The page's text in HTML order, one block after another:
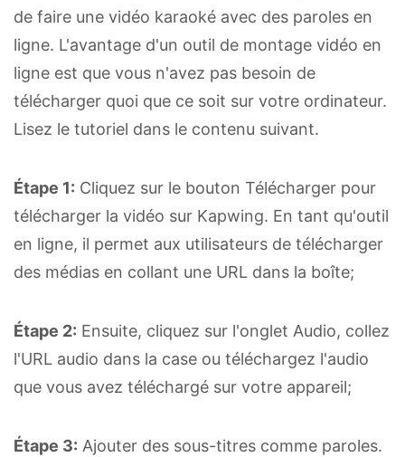
de faire une vidéo karaoké avec des paroles en
ligne. L'avantage d'un outil de montage vidéo en
ligne est que vous n'avez pas besoin de
télécharger quoi que ce soit sur votre ordinateur.
Lisez le tutoriel dans le contenu suivant.
Étape 1: Cliquez sur le bouton Télécharger pour
télécharger la vidéo sur Kapwing. En tant qu'outil
en ligne, il permet aux utilisateurs de télécharger
des médias en collant une URL dans la boîte;
Étape 2: Ensuite, cliquez sur l'onglet Audio, collez
l'URL audio dans la case ou téléchargez l'audio
que vous avez téléchargé sur votre appareil;
Étape 3: Ajouter des sous-titres comme paroles.